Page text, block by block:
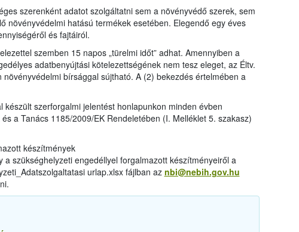
szerenként adatot szolgáltatni sem a növényvédő szerek, sem
növényvédelmi hatású termékek esetében. Elegendő egy éves
és fajtáiról.
szemben 15 napos „türelmi időt” adhat. Amennyiben a
adatbenyújtási kötelezettségének nem tesz eleget, az Éltv.
bírsággal sújtható. A (2) bekezdés értelmében a
készült szerforgalmi jelentést honlapunkon minden évben
a Tanács 1185/2009/EK Rendeletében (I. Melléklet 5. szakasz)
készítmények
a szükséghelyzeti engedéllyel forgalmazott készítményeiről a
urlap.xlsx fájlban aznbi@nebih.gov.hu